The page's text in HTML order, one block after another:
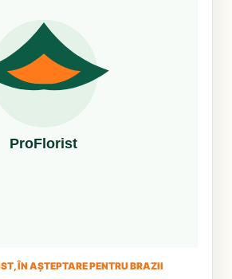
ÎN AȘTEPTARE PENTRU BRAZII